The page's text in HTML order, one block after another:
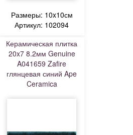
Размеры: 10x10см
Артикул: 102094
Керамическая плитка
20x7 8.2мм Genuine
A041659 Zafire
глянцевая синий Ape
Ceramica